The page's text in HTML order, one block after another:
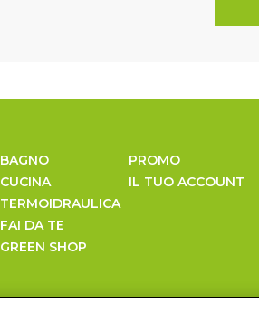
BAGNO
CUCINA
TERMOIDRAULICA
FAI DA TE
GREEN SHOP
PROMO
IL TUO ACCOUNT